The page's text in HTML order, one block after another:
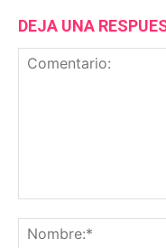
DEJA UNA